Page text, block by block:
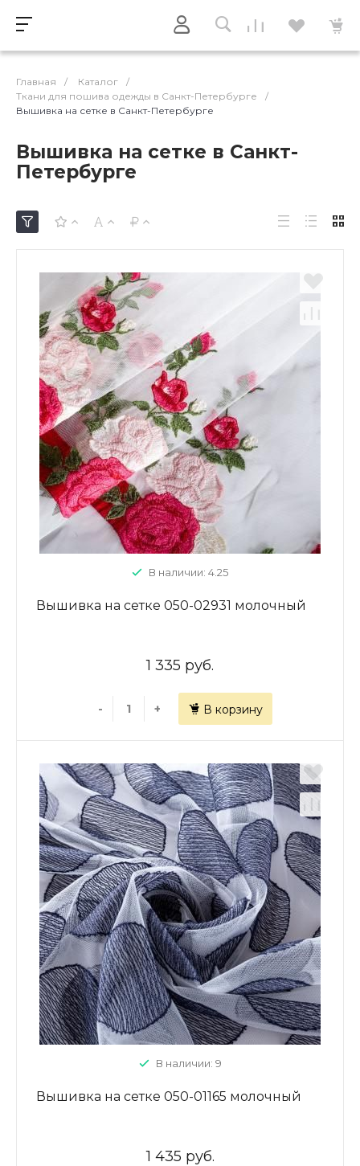
Главная / Каталог
/
Ткани для пошива одежды в Санкт-Петербурге
/
Вышивка на сетке в Санкт-Петербурге
Вышивка на сетке в Санкт-
Петербурге
В наличии: 4.25
Вышивка на сетке 050-02931 молочный
1 335 руб.
- + В корзину
В наличии: 9
Вышивка на сетке 050-01165 молочный
1 435 руб.